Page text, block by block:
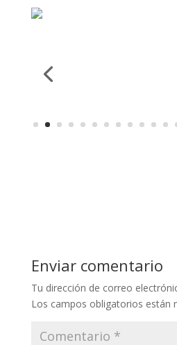
Enviar comentario
Tu dirección de correo
Los campos obligatorios están